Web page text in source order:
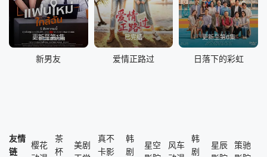
更新至第1集
新男友
已完结
爱情正路过
更新至第6集
日落下的彩虹
友情
链
樱花
茶
杯
美剧
真不
卡影
韩
剧
星空
风车
韩
剧
星辰
策驰